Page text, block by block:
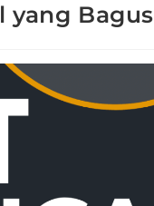
yang Bagus